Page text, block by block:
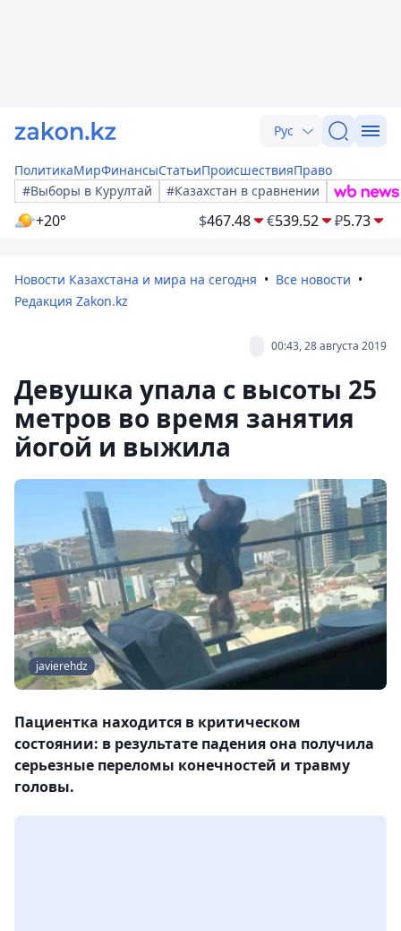
Рус
ПолитикаМирФинансыСтатьиПроисшествияПраво
#Выборы в Курултай
#Казахстан в сравнении
+20° $467.48 €539.52 ₽5.73
Новости Казахстана и мира на сегодня
Все новости
Редакция Zakon.kz
00:43, 28 августа 2019
Девушка упала с высоты 25
метров во время занятия
йогой и выжила
javierehdz
Пациентка находится в критическом
состоянии: в результате падения она получила
серьезные переломы конечностей и травму
головы.